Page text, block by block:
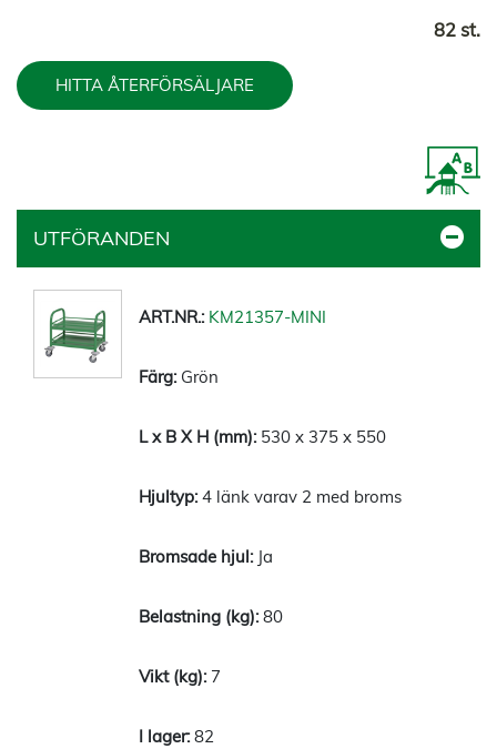
82 st.
HITTA ÅTERFÖRSÄLJARE
UTFÖRANDEN
KM21357-MINI
Grön
530 x 375 x 550
4 länk varav 2 med broms
Ja
80
7
82